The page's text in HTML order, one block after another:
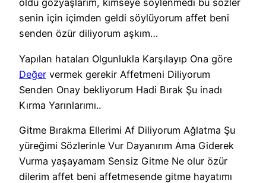
oldu gözyaşlarım, kimseye söylenmedi bu sözler
senin için içimden geldi söylüyorum affet beni
senden özür diliyorum aşkım…
Yapılan hataları Olgunlukla Karşılayıp Ona göre
Değer vermek gerekir Affetmeni Diliyorum
Senden Onay bekliyorum Hadi Bırak Şu inadı
Kırma Yarınlarımı..
Gitme Bırakma Ellerimi Af Diliyorum Ağlatma Şu
yüreğimi Sözlerinle Vur Dayanırım Ama Giderek
Vurma yaşayamam Sensiz Gitme Ne olur özür
dilerim affet beni affetmesende gitme hayatımı